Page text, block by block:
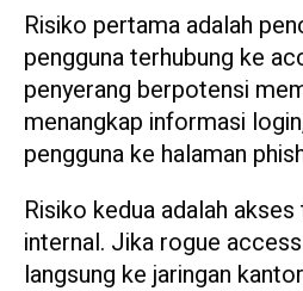
Risiko pertama adalah
pengguna terhubung ke
penyerang berpotensi
menangkap informasi
pengguna ke halaman
Risiko kedua adalah
internal. Jika rogue
langsung ke jaringan